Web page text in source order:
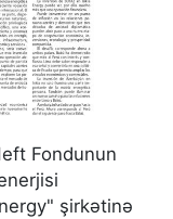
Fondunun
şirkətinə